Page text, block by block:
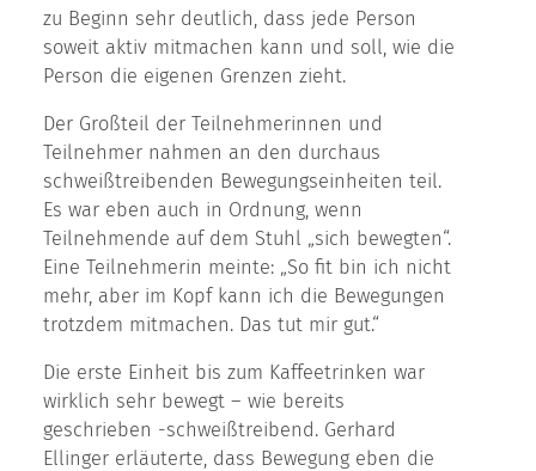
zu Beginn sehr deutlich, dass jede Person
soweit aktiv mitmachen kann und soll, wie die
Person die eigenen Grenzen zieht.
Der Großteil der Teilnehmerinnen und
Teilnehmer nahmen an den durchaus
schweißtreibenden Bewegungseinheiten teil.
Es war eben auch in Ordnung, wenn
Teilnehmende auf dem Stuhl „sich bewegten“.
Eine Teilnehmerin meinte: „So fit bin ich nicht
mehr, aber im Kopf kann ich die Bewegungen
trotzdem mitmachen. Das tut mir gut.“
Die erste Einheit bis zum Kaffeetrinken war
wirklich sehr bewegt – wie bereits
geschrieben -schweißtreibend. Gerhard
Ellinger erläuterte, dass Bewegung eben die